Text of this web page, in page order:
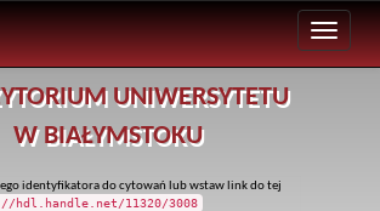
UNIWERSYTETU
W BIAŁYMSTOKU
identyfikatora do cytowań lub wstaw link do tej
hdl.handle.net/11320/3008